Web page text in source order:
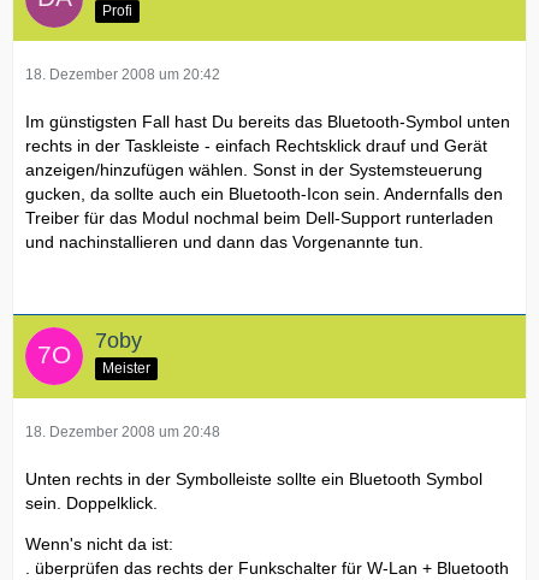
Profi
18. Dezember 2008 um 20:42
Im günstigsten Fall hast Du bereits das Bluetooth-Symbol unten
rechts in der Taskleiste - einfach Rechtsklick drauf und Gerät
anzeigen/hinzufügen wählen. Sonst in der Systemsteuerung
gucken, da sollte auch ein Bluetooth-Icon sein. Andernfalls den
Treiber für das Modul nochmal beim Dell-Support runterladen
und nachinstallieren und dann das Vorgenannte tun.
7oby
Meister
18. Dezember 2008 um 20:48
Unten rechts in der Symbolleiste sollte ein Bluetooth Symbol
sein. Doppelklick.
Wenn's nicht da ist:
. überprüfen das rechts der Funkschalter für W-Lan + Bluetooth